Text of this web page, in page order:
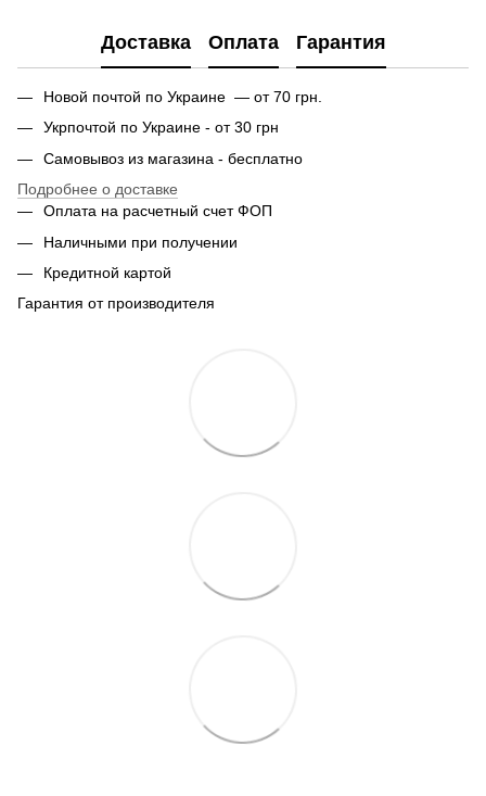
Доставка Оплата Гарантия
Новой почтой по Украине — от 70 грн.
Укрпочтой по Украине - от 30 грн
Самовывоз из магазина - бесплатно
Подробнее о доставке
Оплата на расчетный счет ФОП
Наличными при получении
Кредитной картой
Гарантия от производителя